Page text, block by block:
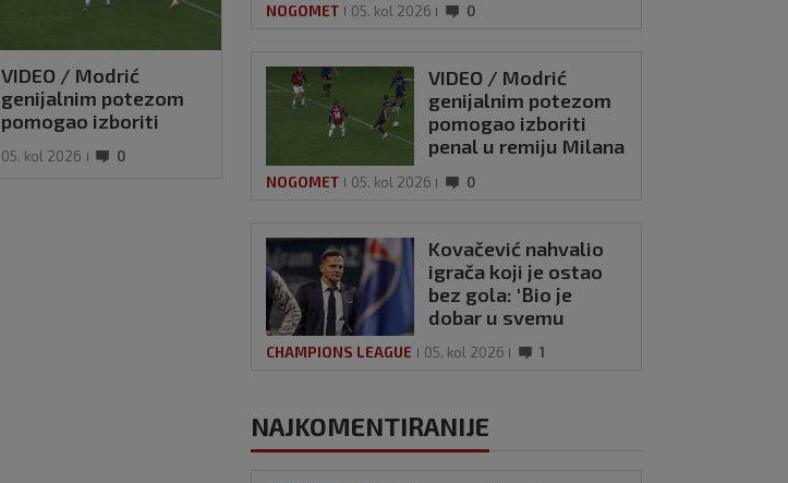
VIDEO / Modrić
genijalnim potezom
pomogao izboriti
Intera
05. kol 2026 0
Kovačević nahvalio
igrača koji je ostao
bez gola: 'Bio je dobar
u svemu drugom'
našalio s njim
NOGOMET 05. kol 2026 0
VIDEO / Modrić
genijalnim potezom
pomogao izboriti
penal u remiju Milana
NOGOMET 05. kol 2026 0
Kovačević nahvalio
igrača koji je ostao
bez gola: 'Bio je
dobar u svemu
CHAMPIONS LEAGUE 05. kol 2026 1
NAJKOMENTIRANIJE